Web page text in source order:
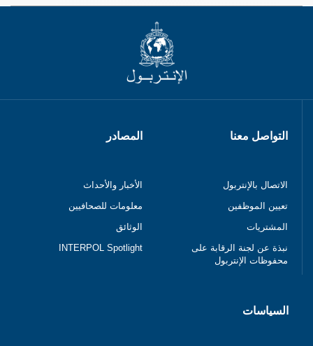
التواصل معنا
الاتصال بالإنتربول
تعيين الموظفين
المشتريات
نبذة عن لجنة الرقابة على
محفوظات الإنتربول
المصادر
الأخبار والأحداث
معلومات للصحافيين
الوثائق
INTERPOL Spotlight
السياسات